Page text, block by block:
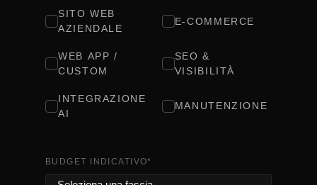
SITO WEB
AZIENDALE
E-COMMERCE
WEB APP /
CUSTOM
SEO &
VISIBILITÀ
INTEGRAZIONE
AI
MANUTENZIONE
BUDGET INDICATIVO*